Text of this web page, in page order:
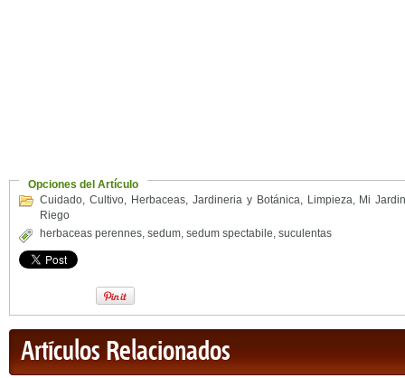
Opciones del Artículo
Cuidado, Cultivo, Herbaceas, Jardineria y Botánica, Limpieza, Mi
Riego
herbaceas perennes, sedum, sedum spectabile, suculentas
Artículos Relacionados